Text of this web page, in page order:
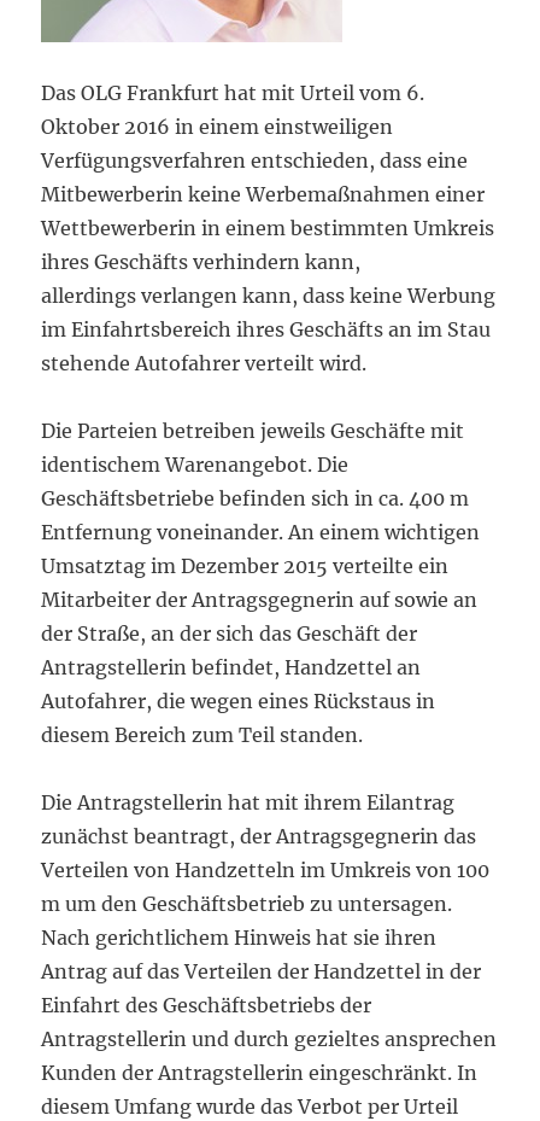
Das OLG Frankfurt hat mit Urteil vom 6.
Oktober 2016 in einem einstweiligen
Verfügungsverfahren entschieden, dass eine
Mitbewerberin keine Werbemaßnahmen einer
Wettbewerberin in einem bestimmten Umkreis
ihres Geschäfts verhindern kann,
allerdings verlangen kann, dass keine Werbung
im Einfahrtsbereich ihres Geschäfts an im Stau
stehende Autofahrer verteilt wird.
Die Parteien betreiben jeweils Geschäfte mit
identischem Warenangebot. Die
Geschäftsbetriebe befinden sich in ca. 400 m
Entfernung voneinander. An einem wichtigen
Umsatztag im Dezember 2015 verteilte ein
Mitarbeiter der Antragsgegnerin auf sowie an
der Straße, an der sich das Geschäft der
Antragstellerin befindet, Handzettel an
Autofahrer, die wegen eines Rückstaus in
diesem Bereich zum Teil standen.
Die Antragstellerin hat mit ihrem Eilantrag
zunächst beantragt, der Antragsgegnerin das
Verteilen von Handzetteln im Umkreis von 100
m um den Geschäftsbetrieb zu untersagen.
Nach gerichtlichem Hinweis hat sie ihren
Antrag auf das Verteilen der Handzettel in der
Einfahrt des Geschäftsbetriebs der
Antragstellerin und durch gezieltes ansprechen
Kunden der Antragstellerin eingeschränkt. In
diesem Umfang wurde das Verbot per Urteil